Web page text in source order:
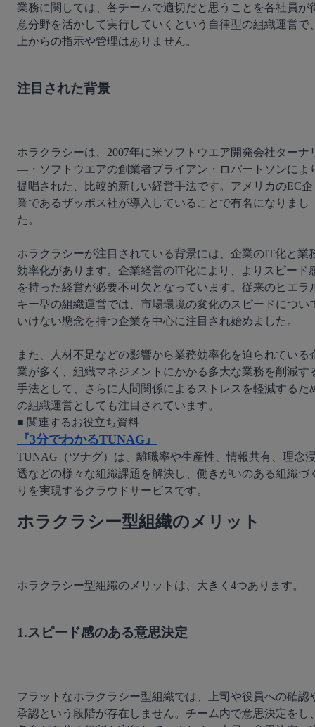
業務に関しては、各チームで適切だと思うことを各社員が
意分野を活かして実行していくという自律型の組織運営で
上からの指示や管理はありません。
注目された背景
ホラクラシーは、2007年に米ソフトウエア開発会社ターナ
―・ソフトウエアの創業者ブライアン・ロバートソンによ
提唱された、比較的新しい経営手法です。アメリカのEC企
業であるザッポス社が導入していることで有名になりまし
た。
ホラクラシーが注目されている背景には、企業のIT化と業
効率化があります。企業経営のIT化により、よりスピード
を持った経営が必要不可欠となっています。従来のヒエラ
キー型の組織運営では、市場環境の変化のスピードについ
いけない懸念を持つ企業を中心に注目され始めました。
また、人材不足などの影響から業務効率化を迫られている
業が多く、組織マネジメントにかかる多大な業務を削減す
手法として、さらに人間関係によるストレスを軽減するた
『3分でわかるTUNAG』
TUNAG（ツナグ）は、離職率や生産性、情報共有、理念
透などの様々な組織課題を解決し、働きがいのある組織づ
りを実現するクラウドサービスです。
ホラクラシー型組織のメリット
ホラクラシー型組織のメリットは、大きく4つあります。
1.スピード感のある意思決定
フラットなホラクラシー型組織では、上司や役員への確認
承認という段階が存在しません。チーム内で意思決定をし